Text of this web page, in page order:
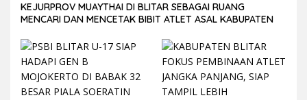
KEJURPROV MUAYTHAI DI BLITAR SEBAGAI RUANG
MENCARI DAN MENCETAK BIBIT ATLET ASAL KABUPATEN